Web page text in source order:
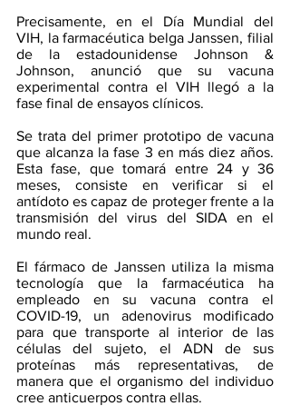
Precisamente, en el Día Mundial del
VIH, la farmacéutica belga Janssen, filial
de la estadounidense Johnson &
Johnson, anunció que su vacuna
experimental contra el VIH llegó a la
fase final de ensayos clínicos.
Se trata del primer prototipo de vacuna
que alcanza la fase 3 en más diez años.
Esta fase, que tomará entre 24 y 36
meses, consiste en verificar si el
antídoto es capaz de proteger frente a la
transmisión del virus del SIDA en el
mundo real.
El fármaco de Janssen utiliza la misma
tecnología que la farmacéutica ha
empleado en su vacuna contra el
COVID-19, un adenovirus modificado
para que transporte al interior de las
células del sujeto, el ADN de sus
proteínas más representativas, de
manera que el organismo del individuo
cree anticuerpos contra ellas.